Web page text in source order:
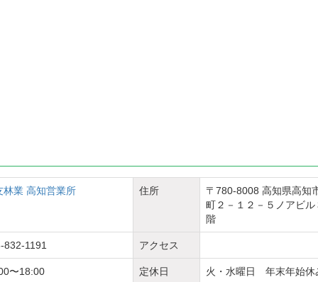
林業 高知営業所 住所
〒780-8008 高知県高知
町２－１２－５ノアビル
階
832-1191 アクセス
〜18:00 定休日 火・水曜日 年末年始休